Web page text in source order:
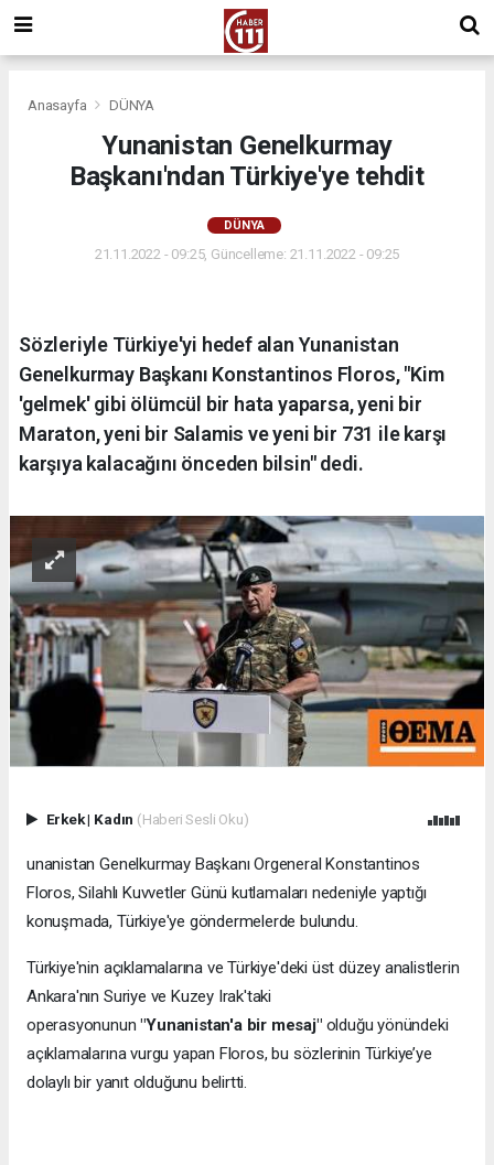
Anasayfa DÜNYA
Yunanistan Genelkurmay
Başkanı'ndan Türkiye'ye tehdit
DÜNYA
21.11.2022 - 09:25, Güncelleme: 21.11.2022 - 09:25
Sözleriyle Türkiye'yi hedef alan Yunanistan
Genelkurmay Başkanı Konstantinos Floros, "Kim
'gelmek' gibi ölümcül bir hata yaparsa, yeni bir
Maraton, yeni bir Salamis ve yeni bir 731 ile karşı
karşıya kalacağını önceden bilsin" dedi.
Erkek| Kadın (Haberi Sesli Oku)
unanistan Genelkurmay Başkanı Orgeneral Konstantinos
Floros, Silahlı Kuvvetler Günü kutlamaları nedeniyle yaptığı
konuşmada, Türkiye'ye göndermelerde bulundu.
Türkiye'nin açıklamalarına ve Türkiye'deki üst düzey analistlerin
Ankara'nın Suriye ve Kuzey Irak'taki
operasyonunun"Yunanistan'a bir mesaj"olduğu yönündeki
açıklamalarına vurgu yapan Floros, bu sözlerinin Türkiye’ye
dolaylı bir yanıt olduğunu belirtti.